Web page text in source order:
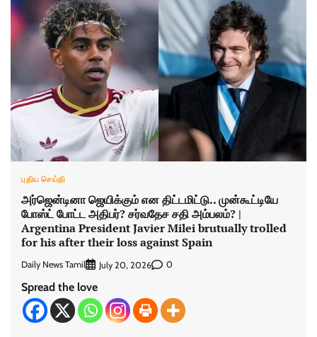
புதிய செய்தி
அர்ஜென்டினா ஜெயிக்கும் என திட்டமிட்டு.. முன்கூட்டியே
போஸ்ட் போட்ட அதிபர்? சர்வதேச சதி அம்பலம்? |
Argentina President Javier Milei brutually trolled
for his after their loss against Spain
Daily News Tamil July 20, 2026 0
Spread the love